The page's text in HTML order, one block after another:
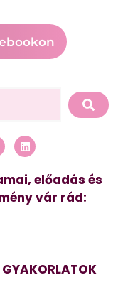
előadás és
vár rád: